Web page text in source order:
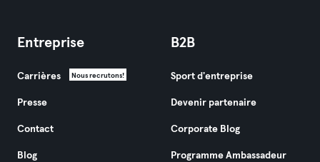
Entreprise
Carrières Nous recrutons!
Presse
Contact
Blog
B2B
Sport d'entreprise
Devenir partenaire
Corporate Blog
Programme Ambassadeur